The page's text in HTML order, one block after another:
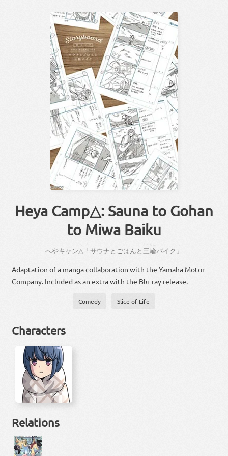
Heya Camp△: Sauna to Gohan
to Miwa Baiku
へやキャン△ 「サウナと ごはんと 三輪バイク 」
Adaptation of a manga collaboration with the Yamaha Motor
Company. Included as an extra with the Blu-ray release.
Comedy Slice of Life
Characters
Relations